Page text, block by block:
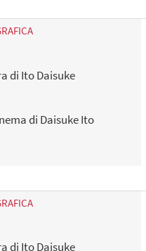
di Ito Daisuke
di Daisuke Ito
di Ito Daisuke